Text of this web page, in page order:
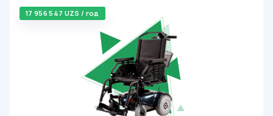
17 956 547 UZS / год